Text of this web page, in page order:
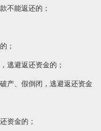
能返还的；
；
避返还资金的；
、假倒闭，逃避返还资金
资金的；